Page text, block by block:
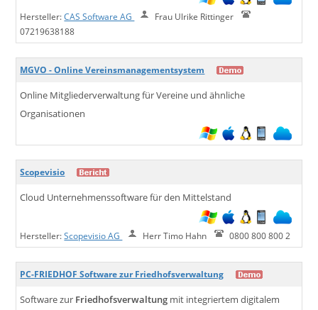
Hersteller:CAS Software AG
Frau Ulrike Rittinger
07219638188
MGVO - Online Vereinsmanagementsystem
Online Mitgliederverwaltung für Vereine und ähnliche
Organisationen
Scopevisio
Cloud Unternehmenssoftware für den Mittelstand
Hersteller:Scopevisio AG Herr Timo Hahn 0800 800 800 2
PC-FRIEDHOF Software zur Friedhofsverwaltung
Software zur Friedhofsverwaltung mit integriertem digitalem